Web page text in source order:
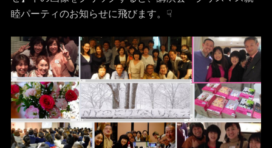
睦パーティのお知らせに飛びます。☟